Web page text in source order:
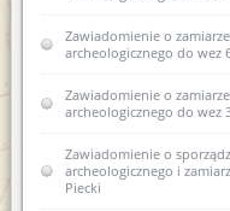
Zawiadomienie o
archeologicznego do wez
Zawiadomienie o
archeologicznego do wez
Zawiadomienie o
archeologicznego i
Piecki